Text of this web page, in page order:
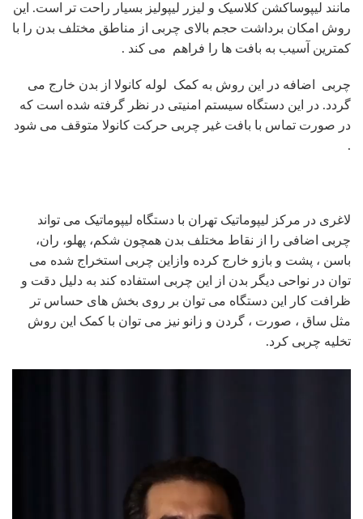
مانند لیپوساکشن کلاسیک و لیزر لیپولیز بسیار راحت تر است. این
روش امکان برداشت حجم بالای چربی از مناطق مختلف بدن را با
کمترین آسیب به بافت ها را فراهم می کند .
چربی اضافه در این روش به کمک لوله کانولا از بدن خارج می
گردد. در این دستگاه سیستم امنیتی در نظر گرفته شده است که
در صورت تماس با بافت غیر چربی حرکت کانولا متوقف می شود
.
لاغری در مرکز لیپوماتیک تهران با دستگاه لیپوماتیک می تواند
چربی اضافی را از نقاط مختلف بدن همچون شکم، پهلو، ران،
باسن ، پشت و بازو خارج کرده وازاین چربی استخراج شده می
توان در نواحی دیگر بدن از این چربی استفاده کند به دلیل دقت و
ظرافت کار این دستگاه می توان بر روی بخش های حساس تر
مثل ساق ، صورت ، گردن و زانو نیز می توان با کمک این روش
تخلیه چربی کرد.